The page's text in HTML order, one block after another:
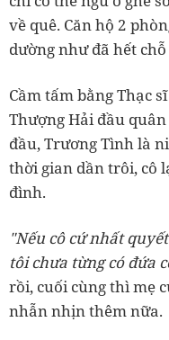
về quê. Căn hộ 2
dường như đã hết
Cầm tấm bằng Thạc
Thượng Hải đầu
đầu, Trương Tình là
thời gian dần trôi, cô
đình.
"Nếu cô cứ nhất
tôi chưa từng có đứa
rồi, cuối cùng thì mẹ
nhẫn nhịn thêm nữa.